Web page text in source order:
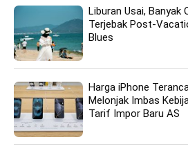
Liburan Usai, Banyak
Terjebak Post-
Blues
Harga iPhone
Melonjak Imbas
Tarif Impor Baru AS